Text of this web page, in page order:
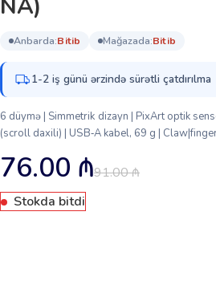
NA)
anbarda: bi̇ti̇b mağazada: bi̇ti̇b
1-2 iş günü ərzində sürətli çatdırılma
6 düymə | Simmetrik dizayn | PixArt optik
(scroll daxili) | USB‑A kabel, 69 g |
91.00₼
76.00 ₼
Stokda bitdi